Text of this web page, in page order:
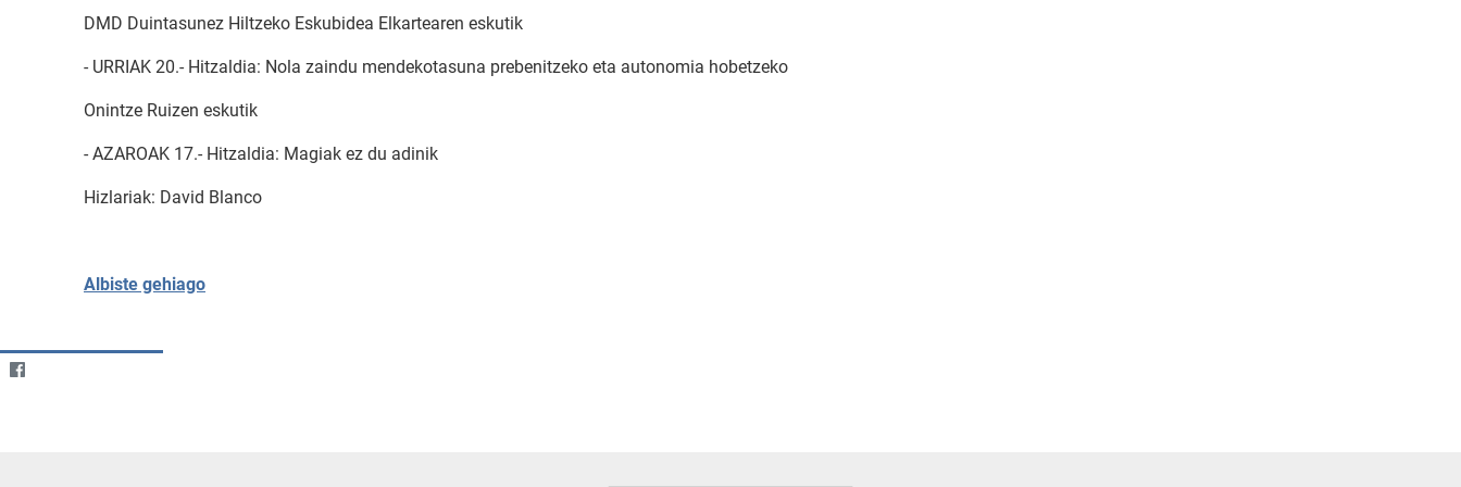
DMD Duintasunez Hiltzeko Eskubidea Elkartearen eskutik
- URRIAK 20.- Hitzaldia: Nola zaindu mendekotasuna prebenitzeko eta autonomia hobetzeko
Onintze Ruizen eskutik
- AZAROAK 17.- Hitzaldia: Magiak ez du adinik
Hizlariak: David Blanco
Albiste gehiago